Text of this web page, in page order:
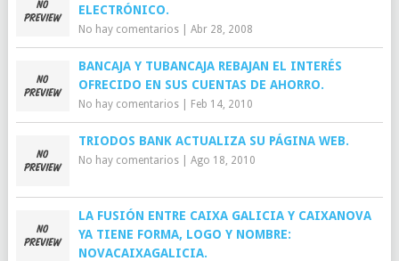
ELECTRÓNICO.
No hay comentarios| Abr 28, 2008
BANCAJA Y TUBANCAJA REBAJAN EL INTERÉS
OFRECIDO EN SUS CUENTAS DE AHORRO.
No hay comentarios| Feb 14, 2010
TRIODOS BANK ACTUALIZA SU PÁGINA WEB.
No hay comentarios| Ago 18, 2010
LA FUSIÓN ENTRE CAIXA GALICIA Y CAIXANOVA
YA TIENE FORMA, LOGO Y NOMBRE:
NOVACAIXAGALICIA.